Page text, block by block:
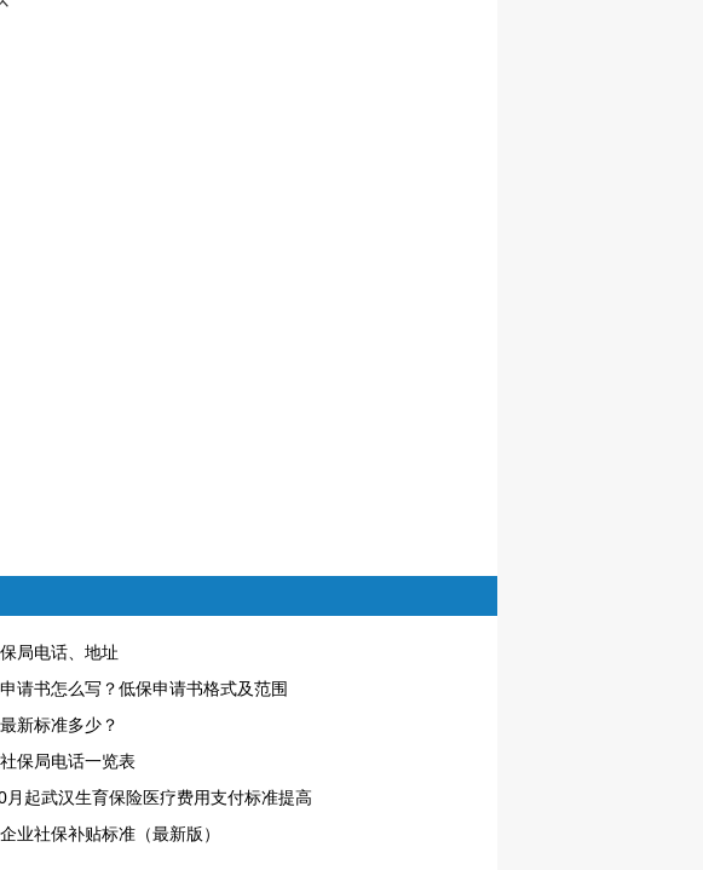
局电话、地址
请书怎么写？低保申请书格式及范围
新标准多少？
保局电话一览表
月起武汉生育保险医疗费用支付标准提高
业社保补贴标准（最新版）